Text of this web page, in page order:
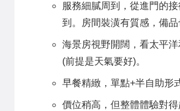
服務細膩周到，從進門的
到。房間裝潢有質感，備品
海景房視野開闊，看太平
(前提是天氣要好)。
早餐精緻，單點+半自助形
價位稍高，但整體體驗對得